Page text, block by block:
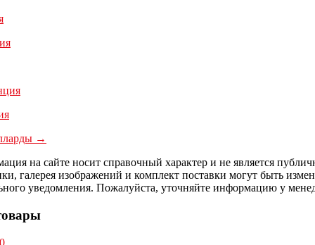
→
на сайте носит справочный характер и не является
галерея изображений и комплект поставки могут быть
уведомления. Пожалуйста, уточняйте информацию у